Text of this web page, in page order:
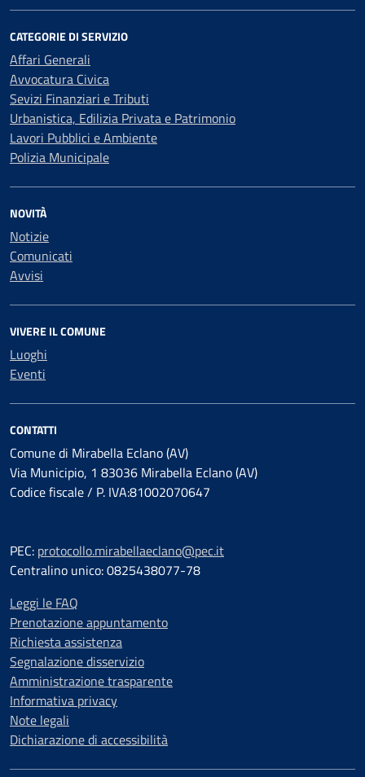
CATEGORIE DI SERVIZIO
Affari Generali
Avvocatura Civica
Sevizi Finanziari e Tributi
Urbanistica, Edilizia Privata e Patrimonio
Lavori Pubblici e Ambiente
Polizia Municipale
NOVITÀ
Notizie
Comunicati
Avvisi
VIVERE IL COMUNE
Luoghi
Eventi
CONTATTI
Comune di Mirabella Eclano (AV)
Via Municipio, 1 83036 Mirabella Eclano (AV)
Codice fiscale / P. IVA:81002070647
PEC: protocollo.mirabellaeclano@pec.it
Centralino unico: 0825438077-78
Leggi le FAQ
Prenotazione appuntamento
Richiesta assistenza
Segnalazione disservizio
Amministrazione trasparente
Informativa privacy
Note legali
Dichiarazione di accessibilità